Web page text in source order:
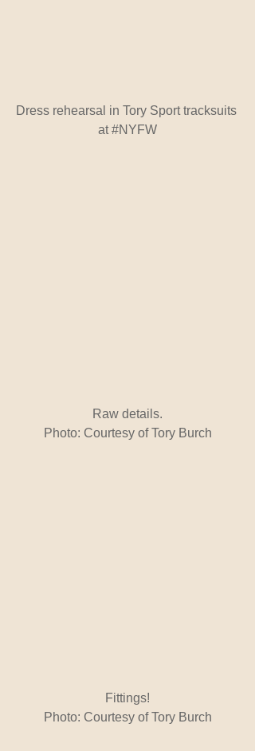
Dress rehearsal in Tory Sport tracksuits
at #NYFW
Raw details.
Photo: Courtesy of Tory Burch
Fittings!
Photo: Courtesy of Tory Burch